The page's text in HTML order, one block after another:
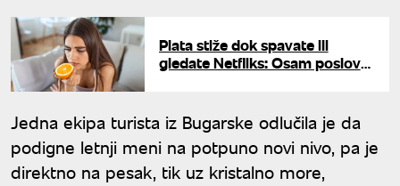
Plata stiže dok spavate ili
gledate Netfliks: Osam poslova
Jedna ekipa turista iz Bugarske odlučila je da
podigne letnji meni na potpuno novi nivo, pa je
direktno na pesak, tik uz kristalno more,